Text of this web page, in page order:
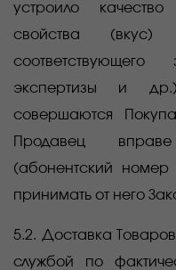
устроило
свойства
соответствующего
экспертизы и
совершаются
Продавец
(абонентский номер
принимать от него
5.2. Доставка
службой по